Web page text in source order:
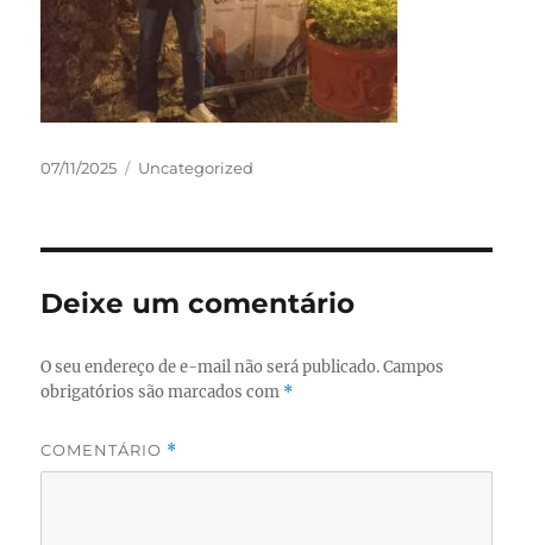
Publicado
07/11/2025 Categorias
Uncategorized
Deixe um comentário
O seu endereço de e-mail não será publicado. Campos
obrigatórios são marcados com *
COMENTÁRIO *